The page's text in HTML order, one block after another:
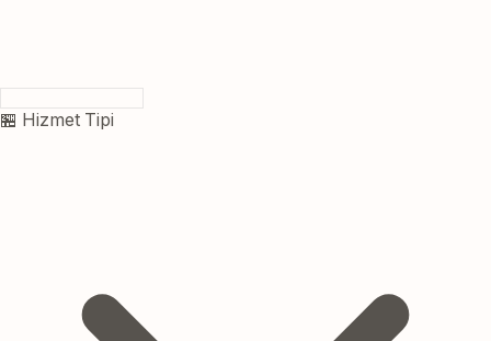
🏪 Hizmet Tipi